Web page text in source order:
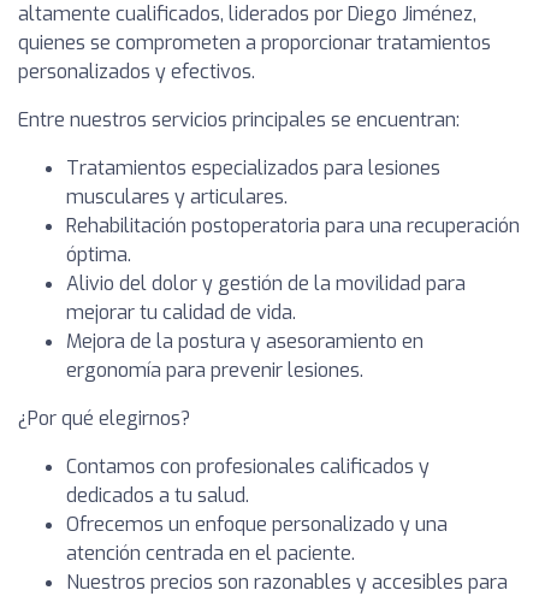
altamente cualificados, liderados por Diego Jiménez,
quienes se comprometen a proporcionar tratamientos
personalizados y efectivos.
Entre nuestros servicios principales se encuentran:
Tratamientos especializados para lesiones
musculares y articulares.
Rehabilitación postoperatoria para una recuperación
óptima.
Alivio del dolor y gestión de la movilidad para
mejorar tu calidad de vida.
Mejora de la postura y asesoramiento en
ergonomía para prevenir lesiones.
¿Por qué elegirnos?
Contamos con profesionales calificados y
dedicados a tu salud.
Ofrecemos un enfoque personalizado y una
atención centrada en el paciente.
Nuestros precios son razonables y accesibles para